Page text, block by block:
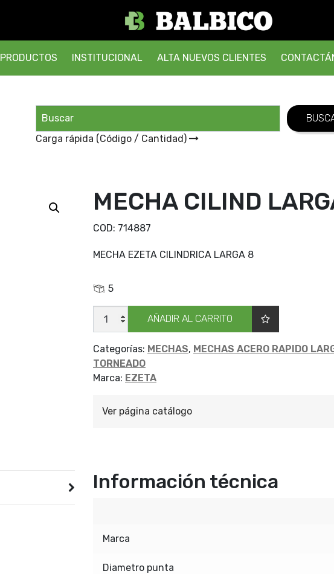
PRODUCTOS INSTITUCIONAL ALTA NUEVOS CLIENTES
Carga rápida (Código / Cantidad)
MECHA CILIND
COD: 714887
MECHA EZETA CILINDRICA LARGA 8
5
MECHA
CILIND
LARGA
8
cantidad
AÑADIR AL CARRITO
Categorías: MECHAS, MECHAS ACERO RAPIDO
TORNEADO
Marca: EZETA
Ver página catálogo
Información técnica
Marca
Diametro punta